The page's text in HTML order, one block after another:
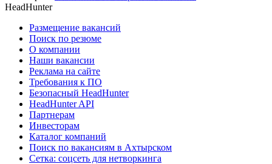
HeadHunter
Размещение вакансий
Поиск по резюме
О компании
Наши вакансии
Реклама на сайте
Требования к ПО
Безопасный HeadHunter
HeadHunter API
Партнерам
Инвесторам
Каталог компаний
Поиск по вакансиям в Ахтырском
Сетка: соцсеть для нетворкинга